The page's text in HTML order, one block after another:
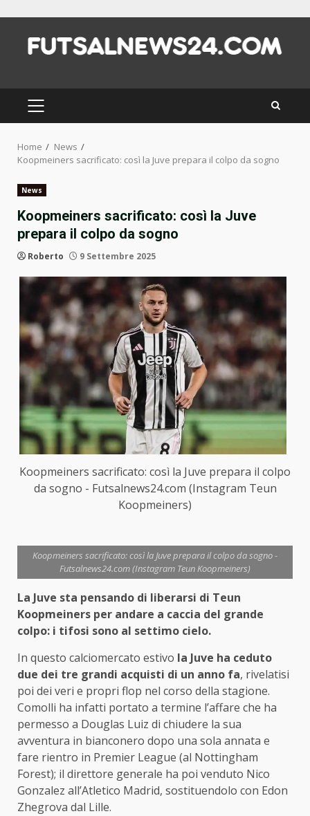
content
PRIMARY
MENU
Home
News
Koopmeiners sacrificato: così la Juve prepara il colpo da sogno
News
Koopmeiners sacrificato: così la Juve
prepara il colpo da sogno
Roberto 9 Settembre 2025
Koopmeiners sacrificato: così la Juve prepara il colpo
da sogno - Futsalnews24.com (Instagram Teun
Koopmeiners)
Koopmeiners sacrificato: così la Juve prepara il colpo da sogno -
Futsalnews24.com (Instagram Teun Koopmeiners)
La Juve sta pensando di liberarsi di Teun
Koopmeiners per andare a caccia del grande
colpo: i tifosi sono al settimo cielo.
In questo calciomercato estivo la Juve ha ceduto
due dei tre grandi acquisti di un anno fa, rivelatisi
poi dei veri e propri flop nel corso della stagione.
Comolli ha infatti portato a termine l’affare che ha
permesso a Douglas Luiz di chiudere la sua
avventura in bianconero dopo una sola annata e
fare rientro in Premier League (al Nottingham
Forest); il direttore generale ha poi venduto Nico
Gonzalez all’Atletico Madrid, sostituendolo con Edon
Zhegrova dal Lille.